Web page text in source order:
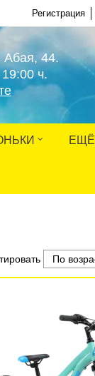
Регистрация
Абая, 44.
ч.
ЕЩЁ